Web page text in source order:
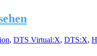
, DTS Virtual:X, DTS:X,